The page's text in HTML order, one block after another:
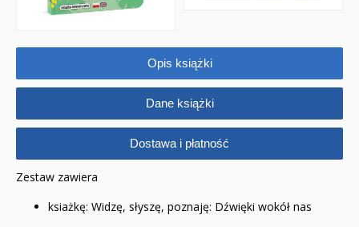
Opis książki
Dane książki
Dostawa i płatność
Zestaw zawiera
ksiażkę: Widzę, słyszę, poznaję: Dźwięki wokół nas